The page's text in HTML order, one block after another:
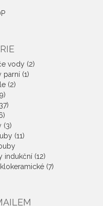
vody (2)
parní (1)
(2)
(3)
(11)
indukční (12)
(7)